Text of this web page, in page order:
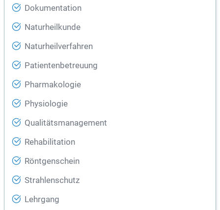
Dokumentation
Naturheilkunde
Naturheilverfahren
Patientenbetreuung
Pharmakologie
Physiologie
Qualitätsmanagement
Rehabilitation
Röntgenschein
Strahlenschutz
Lehrgang